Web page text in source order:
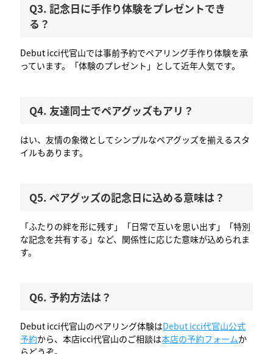
Q3. 記念日に手作り体験をプレゼントでき
る？
Debut icci代官山では事前予約でペアリング手作り体験を承
っています。「体験のプレゼント」として近年人気です。
Q4. 友達同士でペアグッズもアリ？
はい、友情の象徴としてシンプルなペアグッズを揃えるスタ
イルもあります。
Q5. ペアグッズの記念日に込める意味は？
「ふたりの絆を形に残す」「日常で互いを思い出す」「特別
な記念を共有する」など、関係性に応じた意味が込められま
す。
Q6. 予約方法は？
Debut icci代官山のペアリング体験はDebut icci代官山公式
予約から、本店icci代官山のご相談は本店の予約フォームか